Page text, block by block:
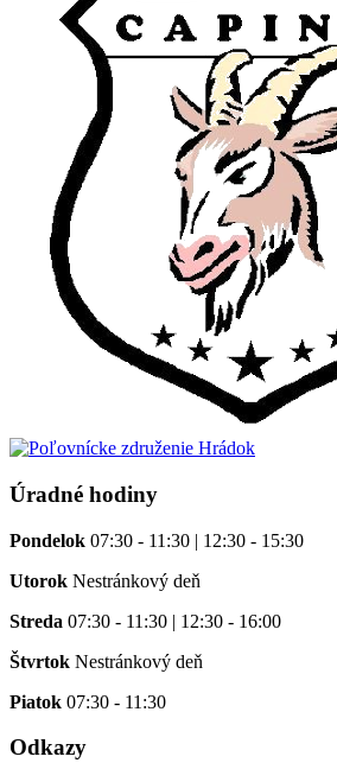
Úradné hodiny
Pondelok 07:30 - 11:30 | 12:30 - 15:30
Utorok Nestránkový deň
Streda 07:30 - 11:30 | 12:30 - 16:00
Štvrtok Nestránkový deň
Piatok 07:30 - 11:30
Odkazy